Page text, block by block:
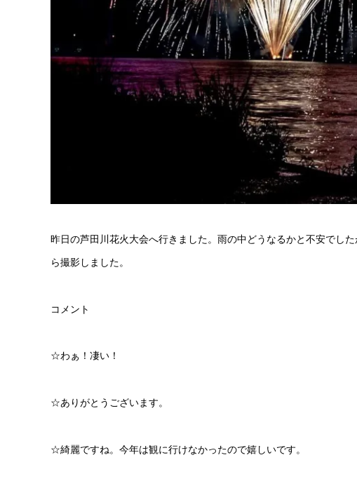
昨日の芦田川花火大会へ行きました。雨の中どうなるかと不安でし
ら撮影しました。
コメント
☆わぁ！凄い！
☆ありがとうございます。
☆綺麗ですね。今年は観に行けなかったので嬉しいです。